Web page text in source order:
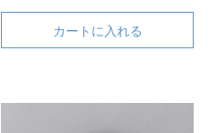
カートに入れる